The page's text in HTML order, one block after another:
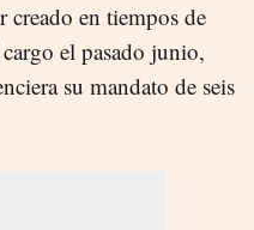
creado en tiempos de
el pasado junio,
su mandato de seis